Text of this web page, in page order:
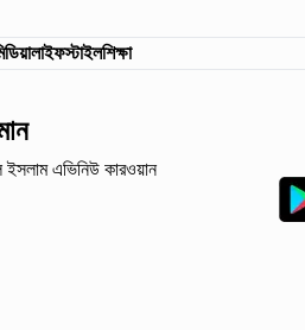
লাইফস্টাইলশিক্ষা
ইসলামএভিনিউ কারওয়ান